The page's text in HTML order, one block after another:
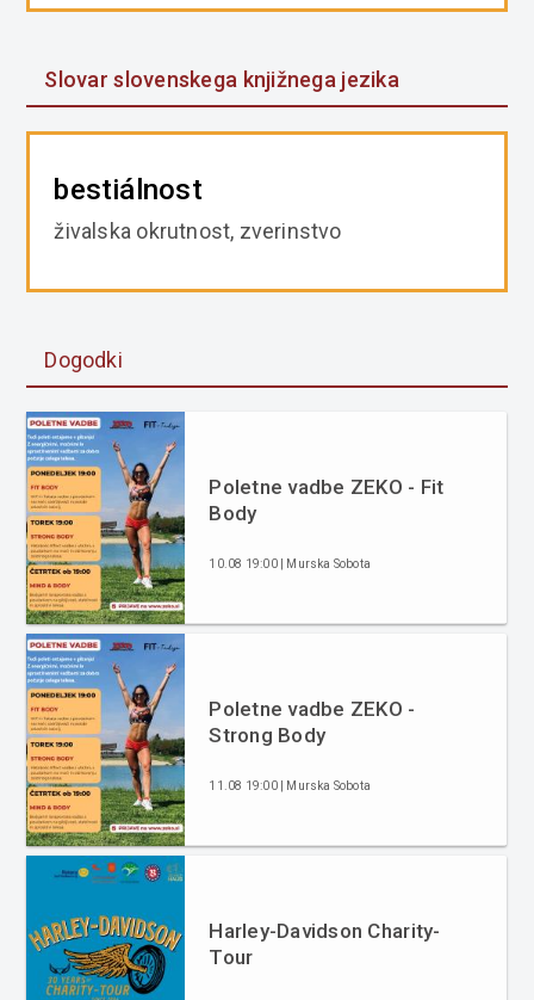
Slovar slovenskega knjižnega jezika
bestiálnost
živalska okrutnost, zverinstvo
Dogodki
Poletne vadbe ZEKO - Fit
Body
10.08 19:00 | Murska Sobota
Poletne vadbe ZEKO -
Strong Body
11.08 19:00 | Murska Sobota
Harley-Davidson Charity-
Tour